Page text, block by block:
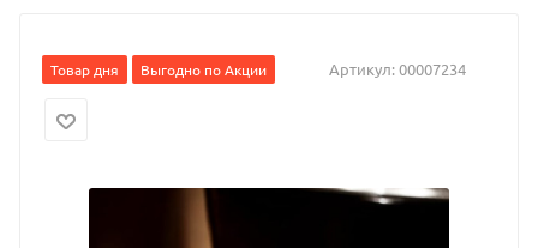
Товар дня Выгодно по Акции Артикул:00007234